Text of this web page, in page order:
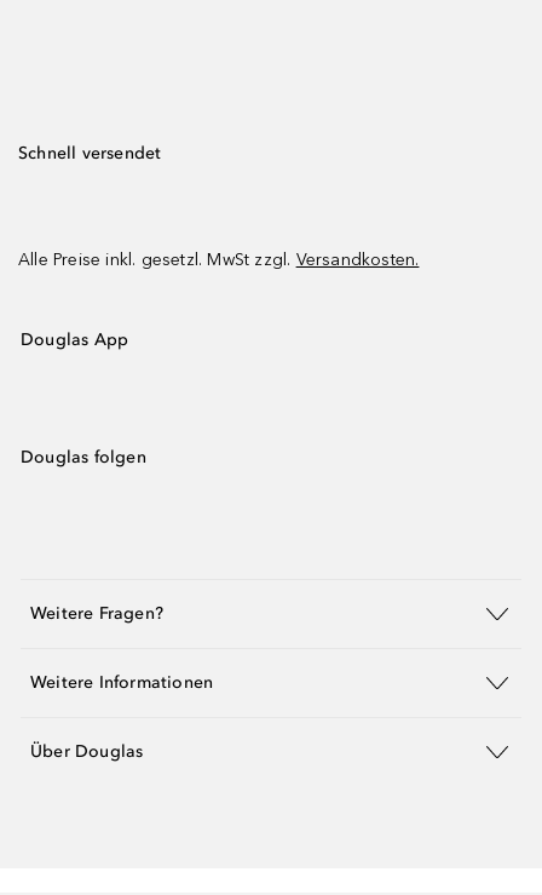
Schnell versendet
Alle Preise inkl. gesetzl. MwSt zzgl. Versandkosten.
Douglas App
Douglas folgen
Weitere Fragen?
Weitere Informationen
Über Douglas